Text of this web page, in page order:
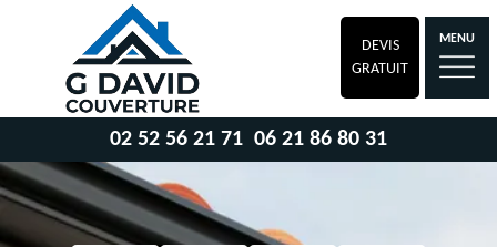
DEVIS
GRATUIT
MENU
02 52 56 21 71 06 21 86 80 31